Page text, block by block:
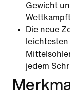
Gewicht
Die neue
jedem